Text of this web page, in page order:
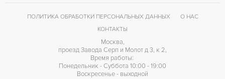
ПОЛИТИКА ОБРАБОТКИ ПЕРСОНАЛЬНЫХ ДАННЫХ
О НАС
КОНТАКТЫ
Москва,
проезд Завода Серп и Молот д 3, к 2,
Время работы:
Понедельник - Суббота 10:00 - 19:00
Воскресенье - выходной